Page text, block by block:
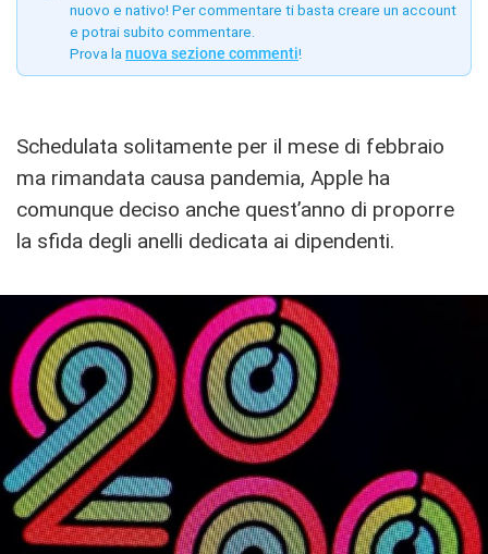
nuovo e nativo! Per commentare ti basta creare un account
e potrai subito commentare.
Prova la nuova sezione commenti!
Schedulata solitamente per il mese di febbraio
ma rimandata causa pandemia, Apple ha
comunque deciso anche quest’anno di proporre
la sfida degli anelli dedicata ai dipendenti.